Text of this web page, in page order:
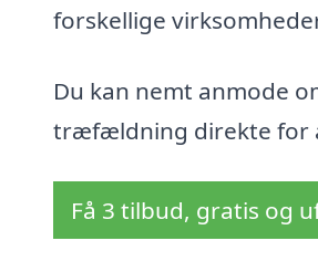
forskellige
Du kan nemt anmode
træfældning direkte for
Få 3 tilbud, gratis og